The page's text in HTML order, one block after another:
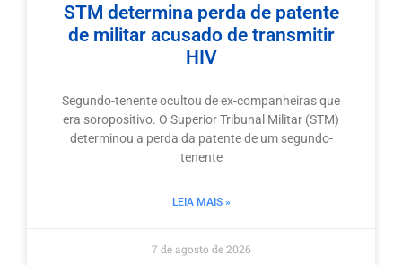
STM determina perda de patente
de militar acusado de transmitir
HIV
Segundo-tenente ocultou de ex-companheiras que
era soropositivo. O Superior Tribunal Militar (STM)
determinou a perda da patente de um segundo-
tenente
LEIA MAIS »
7 de agosto de 2026